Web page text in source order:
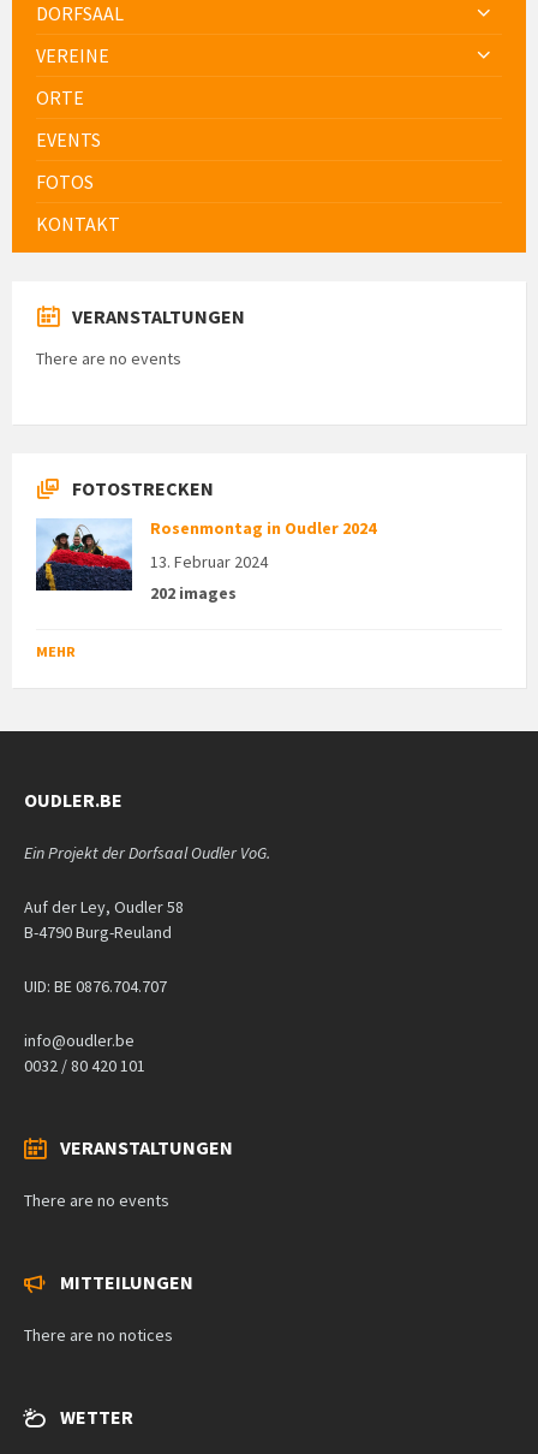
DORFSAAL
VEREINE
ORTE
EVENTS
FOTOS
KONTAKT
VERANSTALTUNGEN
There are no events
FOTOSTRECKEN
Rosenmontag in Oudler 2024
13. Februar 2024
202 images
MEHR
OUDLER.BE
Ein Projekt der Dorfsaal Oudler VoG.
Auf der Ley, Oudler 58
B-4790 Burg-Reuland
UID: BE 0876.704.707
info@oudler.be
0032 / 80 420 101
VERANSTALTUNGEN
There are no events
MITTEILUNGEN
There are no notices
WETTER